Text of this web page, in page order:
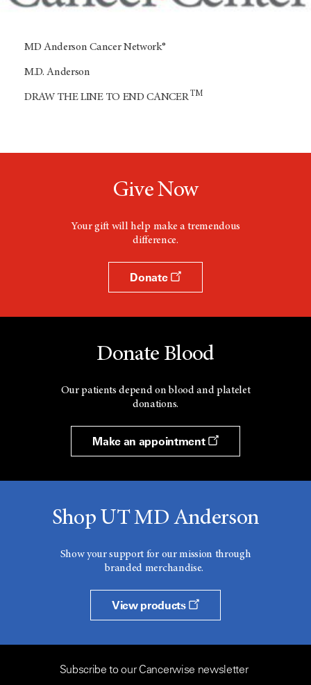
MD Anderson Cancer Network®
M.D. Anderson
DRAW THE LINE TO END CANCER TM
Give Now
Your gift will help make a tremendous
difference.
Donate
Donate Blood
Our patients depend on blood and platelet
donations.
Make an appointment
Shop UT MD Anderson
Show your support for our mission through
branded merchandise.
View products
Subscribe to our Cancerwise newsletter